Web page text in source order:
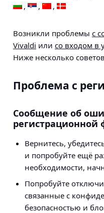
Возникли проблемы с
Vivaldi или со входом в
Ниже несколько
Проблема с
Сообщение об
Вернитесь,
и попробуйте ещё
необходимости,
Попробуйте
связанные с
безопасностью и